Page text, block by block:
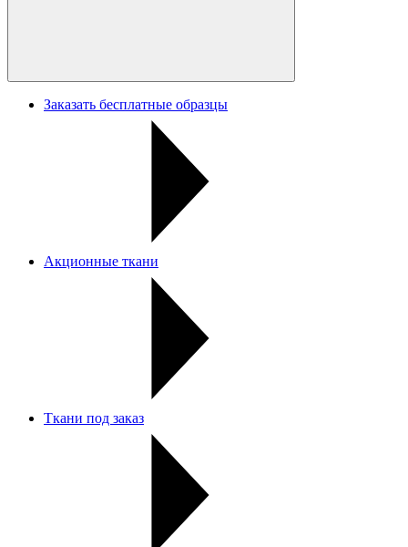
Заказать бесплатные образцы
Акционные ткани
Ткани под заказ